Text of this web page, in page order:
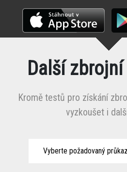
Další
Kromě testů pro získání
vyzkoušet i
Vyberte požadovaný